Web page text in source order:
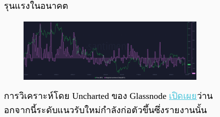
รุนแรงในอนาคต
การวิเคราะห์โดย Uncharted ของ Glassnode เปิดเผยว่าน
อกจากนี้ระดับแนวรับใหม่กำลังก่อตัวขึ้นซึ่งรายงานนั้น